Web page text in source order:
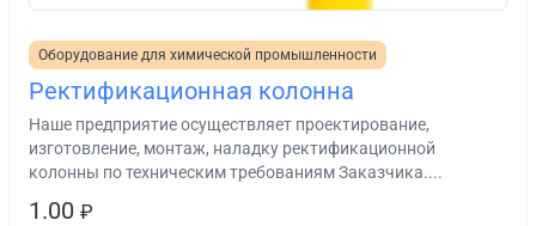
Оборудование для химической промышленности
Ректификационная колонна
Наше предприятие осуществляет проектирование,
изготовление, монтаж, наладку ректификационной
колонны по техническим требованиям Заказчика....
1.00 ₽